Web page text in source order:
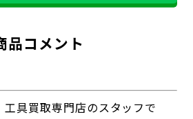
品コメント
具買取専門店のスタッフで